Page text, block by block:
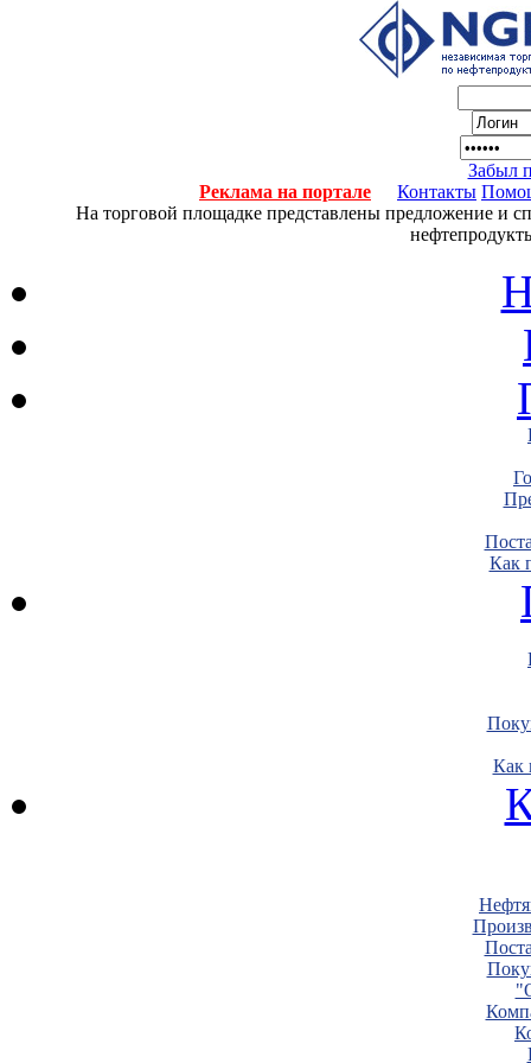
Забыл
Реклама на портале
Контакты
На торговой площадке представлены предложение и
Как
Как